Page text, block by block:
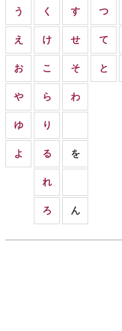
う
え
お
く
け
こ
す
せ
そ
つ
て
と
や
ゆ
よ
ら
り
る
れ
ろ
わ
を
ん